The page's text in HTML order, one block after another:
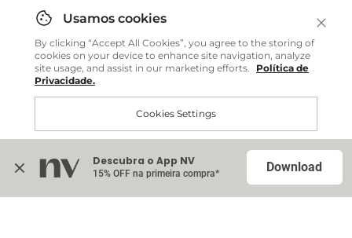
Regata Beatriz - Marrom Espresso
R$ 379,20
ou até6x R$ 63,20sem juros
em sua casa, não importa onde você estiver.
Comprar no site internacional
InternacionalDescubra o App NV
15% OFF na primeira compra* Download
By clicking “Accept All Cookies”, you agree to the storing of
cookies on your device to enhance site navigation, analyze
site usage, and assist in our marketing efforts.
Política de
Privacidade.
Cookies Settings
Accept All Cookies